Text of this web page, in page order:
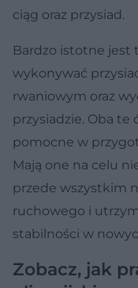
ciąg oraz przysiad.
Bardzo istotne jest
wykonywać
rwaniowym oraz
przysiadzie. Oba te
pomocne w
Mają one na celu
przede wszystkim
ruchowego i
stabilności w
Zobacz, jak